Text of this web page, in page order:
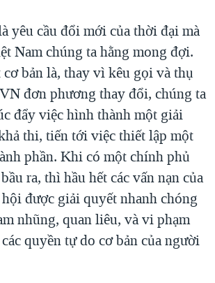
yêu cầu đổi mới của thời đại mà
Nam chúng ta hằng mong đợi.
bản là, thay vì kêu gọi và thụ
đơn phương thay đổi, chúng ta
đẩy việc hình thành một giải
thi, tiến tới việc thiết lập một
phần. Khi có một chính phủ
ra, thì hầu hết các vấn nạn của
được giải quyết nhanh chóng
nhũng, quan liêu, và vi phạm
quyền tự do cơ bản của người